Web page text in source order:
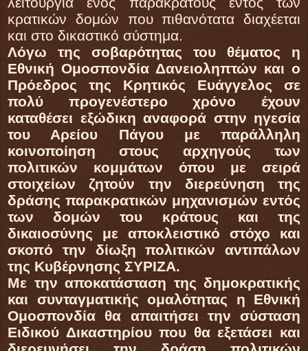
κρατικών δομών που πιθανότατα διαχέεται
και στο δικαστικό σύστημα.
Λόγω της σοβαρότητας του θέματος η
Εθνική Ομοσπονδία Δανειοληπτών και ο
Πρόεδρος της Κρητικός Ευάγγελος σε
πολύ προγενέστερο χρόνο έχουν
καταθέσει εξώδικη αναφορά στην ηγεσία
του Αρείου Πάγου με παράλληλη
κοινοποίηση στους αρχηγούς των
πολιτικών κομμάτων όπου με σειρά
στοιχείων ζητούν την διερεύνηση της
δράσης παρακρατικών μηχανισμών εντός
των δομών του κράτους και της
δικαιοσύνης με αποκλειστικό στόχο και
σκοπό την δίωξη πολιτικών αντιπάλων
της Κυβέρνησης ΣΥΡΙΖΑ.
Με την αποκατάσταση της δημοκρατικής
και συνταγματικής ομαλότητας η Εθνική
Ομοσπονδία θα απαιτήσει την σύσταση
Ειδικού Δικαστηρίου που θα εξετάσει και